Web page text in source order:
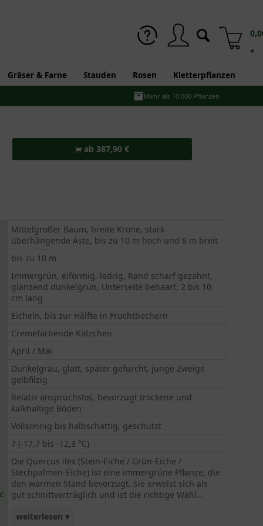
*
Gräser & Farne Stauden Rosen Kletterpflanzen
Mehr als 10.000 Pflanzen
ab 387,90 €
Mittelgroßer Baum, breite Krone, stark
überhängende Äste, bis zu 10 m hoch und 8 m breit
bis zu 10 m
Immergrün, eiförmig, ledrig, Rand scharf gezahnt,
glänzend dunkelgrün, Unterseite behaart, 2 bis 10
cm lang
Eicheln, bis zur Hälfte in Fruchtbechern
Cremefarbende Kätzchen
April / Mai
Dunkelgrau, glatt, später gefurcht, junge Zweige
gelbfilzig
Relativ anspruchslos, bevorzugt trockene und
kalkhaltige Böden
Vollsonnig bis halbschattig, geschützt
7 (-17,7 bis -12,3 °C)
Die Quercus ilex (Stein-Eiche / Grün-Eiche /
Stechpalmen-Eiche) ist eine immergrüne Pflanze, die
den warmen Stand bevorzugt. Sie erweist sich als
gut schnittverträglich und ist die richtige Wahl...
weiterlesen ▾